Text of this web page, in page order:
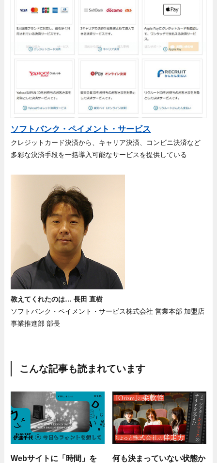
ソフトバンク・ペイメント・サービス
クレジットカード決済から、キャリア決済、コンビニ決済など
多彩な決済手段を一括導入可能なサービスを提供している
教えてくれたのは… 長田 直樹
ソフトバンク・ペイメント・サービス株式会社 営業本部 加盟店
事業推進部 部長
こんな記事も読まれています
Webサイトに「時間」を
何も決まっていない状態か